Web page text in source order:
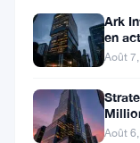
dès
que
marchés
Ark
en
Août
Août